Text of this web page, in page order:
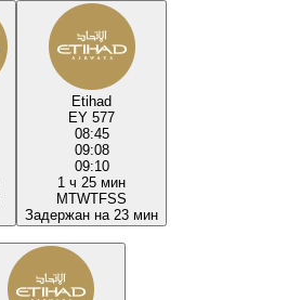
Etihad
EY 577
08:45
09:08
09:10
1 ч 25 мин
MTWTFSS
Задержан на 23 мин